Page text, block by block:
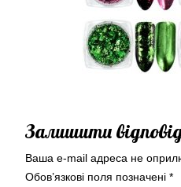
Залишити
Ваша e-mail адреса не
Обов’язкові поля позначені *